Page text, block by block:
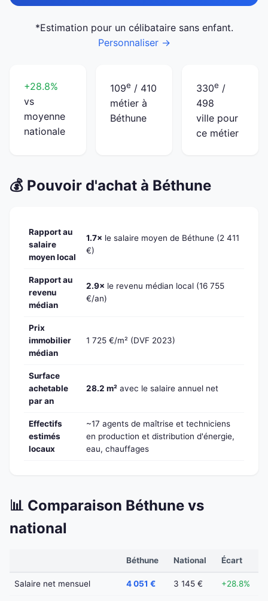
*Estimation pour un célibataire sans enfant.
Personnaliser →
+28.8%
vs
moyenne
nationale
109e / 410
métier à
Béthune
330e /
498
ville pour
ce métier
💰 Pouvoir d'achat à Béthune
Rapport au
salaire
moyen local
1.7× le salaire moyen de Béthune (2 411
€)
Rapport au
revenu
médian
2.9× le revenu médian local (16 755
€/an)
Prix
immobilier
médian
1 725 €/m² (DVF 2023)
Surface
achetable
par an
28.2 m² avec le salaire annuel net
Effectifs
estimés
locaux
~17 agents de maîtrise et techniciens
en production et distribution d'énergie,
eau, chauffages
📊 Comparaison Béthune vs
national
Béthune National Écart
Salaire net mensuel 4 051 € 3 145 € +28.8%